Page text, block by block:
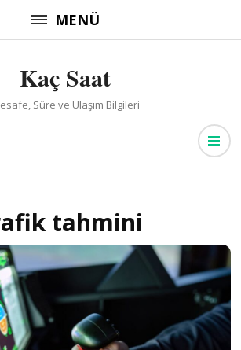
MENÜ
Kaç Saat
Süre ve Ulaşım Bilgileri
tahmini